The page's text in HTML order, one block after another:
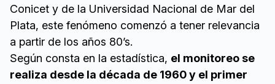
Conicet y de la Universidad Nacional de Mar del
Plata, este fenómeno comenzó a tener relevancia
a partir de los años 80’s.
Según consta en la estadística, el monitoreo se
realiza desde la década de 1960 y el primer